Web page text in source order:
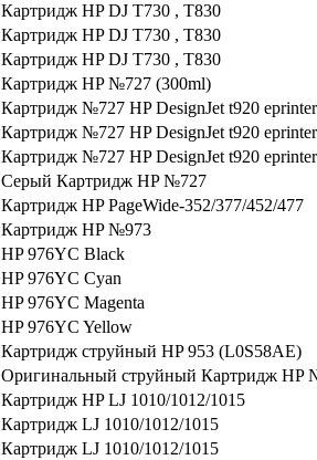
Картридж HP DJ T730 , T830
Картридж HP DJ T730 , T830
Картридж HP DJ T730 , T830
Картридж HP №727 (300ml)
Картридж №727 HP DesignJet t920 eprinter
Картридж №727 HP DesignJet t920 eprinter
Картридж №727 HP DesignJet t920 eprinter
Серый Картридж HP №727
Картридж HP PageWide-352/377/452/477
Картридж HP №973
HP 976YC Black
HP 976YC Cyan
HP 976YC Magenta
HP 976YC Yellow
Картридж струйный HP 953 (L0S58AE)
Оригинальный струйный Картридж HP
Картридж HP LJ 1010/1012/1015
Картридж LJ 1010/1012/1015
Картридж LJ 1010/1012/1015